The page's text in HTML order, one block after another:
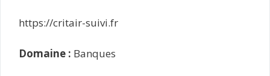
https://critair-suivi.fr
Domaine : Banques